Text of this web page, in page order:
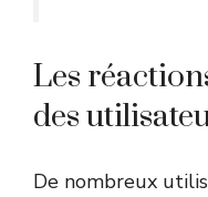
Les
des
De nombreux